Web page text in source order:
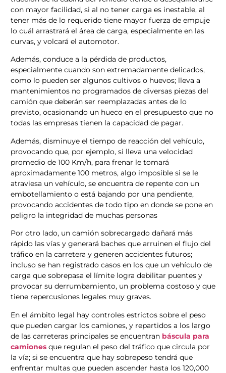
con mayor facilidad, si al no tener carga es inestable, al
tener más de lo requerido tiene mayor fuerza de empuje
lo cuál arrastrará el área de carga, especialmente en las
curvas, y volcará el automotor.
Además, conduce a la pérdida de productos,
especialmente cuando son extremadamente delicados,
como lo pueden ser algunos cultivos o huevos; lleva a
mantenimientos no programados de diversas piezas del
camión que deberán ser reemplazadas antes de lo
previsto, ocasionando un hueco en el presupuesto que no
todas las empresas tienen la capacidad de pagar.
Además, disminuye el tiempo de reacción del vehículo,
provocando que, por ejemplo, si lleva una velocidad
promedio de 100 Km/h, para frenar le tomará
aproximadamente 100 metros, algo imposible si se le
atraviesa un vehículo, se encuentra de repente con un
embotellamiento o está bajando por una pendiente,
provocando accidentes de todo tipo en donde se pone en
peligro la integridad de muchas personas
Por otro lado, un camión sobrecargado dañará más
rápido las vías y generará baches que arruinen el flujo del
tráfico en la carretera y generen accidentes futuros;
incluso se han registrado casos en los que un vehículo de
carga que sobrepasa el límite logra debilitar puentes y
provocar su derrumbamiento, un problema costoso y que
tiene repercusiones legales muy graves.
En el ámbito legal hay controles estrictos sobre el peso
que pueden cargar los camiones, y repartidos a los largo
de las carreteras principales se encuentran báscula para
camiones que regulan el peso del tráfico que circula por
la vía; si se encuentra que hay sobrepeso tendrá que
enfrentar multas que pueden ascender hasta los 120,000